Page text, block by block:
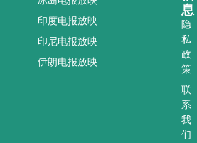
印度电报放映
印尼电报放映
伊朗电报放映
息
隐
私
政
策
联
系
我
们